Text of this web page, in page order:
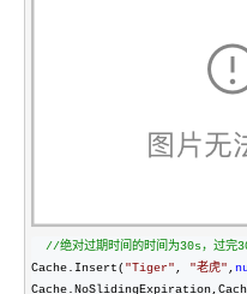
//绝对过期时间的时间为30s，过完
Cache.Insert( "Tiger" , "老虎" ,